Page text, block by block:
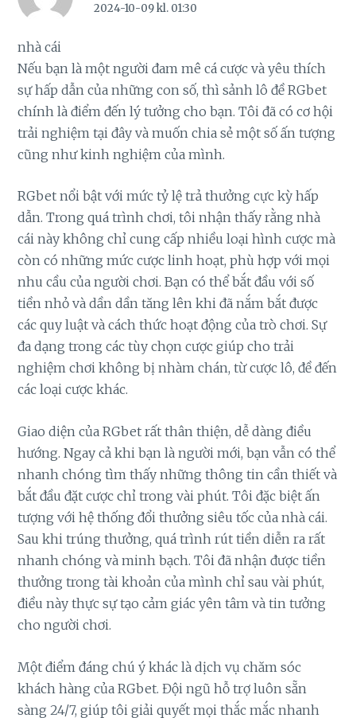
2024-10-09 kl. 01:30
nhà cái
Nếu bạn là một người đam mê cá cược và yêu thích
sự hấp dẫn của những con số, thì sảnh lô đề RGbet
chính là điểm đến lý tưởng cho bạn. Tôi đã có cơ hội
trải nghiệm tại đây và muốn chia sẻ một số ấn tượng
cũng như kinh nghiệm của mình.
RGbet nổi bật với mức tỷ lệ trả thưởng cực kỳ hấp
dẫn. Trong quá trình chơi, tôi nhận thấy rằng nhà
cái này không chỉ cung cấp nhiều loại hình cược mà
còn có những mức cược linh hoạt, phù hợp với mọi
nhu cầu của người chơi. Bạn có thể bắt đầu với số
tiền nhỏ và dần dần tăng lên khi đã nắm bắt được
các quy luật và cách thức hoạt động của trò chơi. Sự
đa dạng trong các tùy chọn cược giúp cho trải
nghiệm chơi không bị nhàm chán, từ cược lô, đề đến
các loại cược khác.
Giao diện của RGbet rất thân thiện, dễ dàng điều
hướng. Ngay cả khi bạn là người mới, bạn vẫn có thể
nhanh chóng tìm thấy những thông tin cần thiết và
bắt đầu đặt cược chỉ trong vài phút. Tôi đặc biệt ấn
tượng với hệ thống đổi thưởng siêu tốc của nhà cái.
Sau khi trúng thưởng, quá trình rút tiền diễn ra rất
nhanh chóng và minh bạch. Tôi đã nhận được tiền
thưởng trong tài khoản của mình chỉ sau vài phút,
điều này thực sự tạo cảm giác yên tâm và tin tưởng
cho người chơi.
Một điểm đáng chú ý khác là dịch vụ chăm sóc
khách hàng của RGbet. Đội ngũ hỗ trợ luôn sẵn
sàng 24/7, giúp tôi giải quyết mọi thắc mắc nhanh